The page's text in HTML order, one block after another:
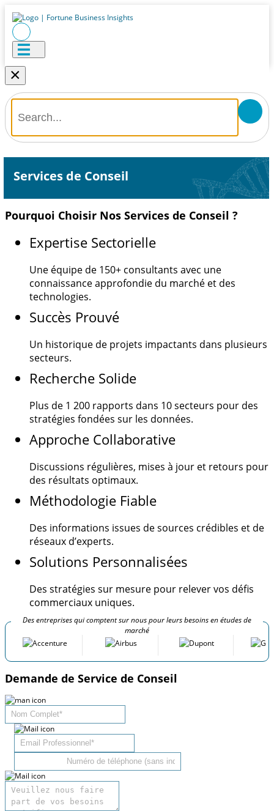
×
Services de Conseil
Pourquoi Choisir Nos Services de Conseil ?
Expertise Sectorielle
Une équipe de 150+ consultants avec une
connaissance approfondie du marché et des
technologies.
Succès Prouvé
Un historique de projets impactants dans plusieurs
secteurs.
Recherche Solide
Plus de 1 200 rapports dans 10 secteurs pour des
stratégies fondées sur les données.
Approche Collaborative
Discussions régulières, mises à jour et retours pour
des résultats optimaux.
Méthodologie Fiable
Des informations issues de sources crédibles et de
réseaux d’experts.
Solutions Personnalisées
Des stratégies sur mesure pour relever vos défis
commerciaux uniques.
Des entreprises qui comptent sur nous pour leurs besoins en études de
marché
Demande de Service de Conseil